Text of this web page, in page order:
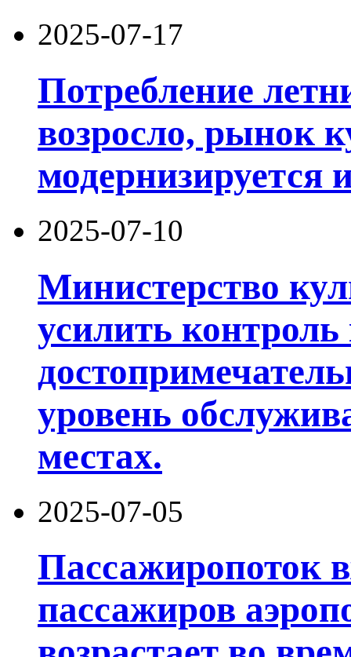
2025-07-17
Потребление
возросло, рынок
модернизируется
2025-07-10
Министерство
усилить контроль
уровень
местах.
2025-07-05
Пассажиропоток
пассажиров